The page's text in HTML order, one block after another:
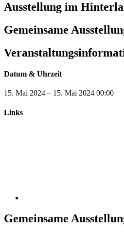
Ausstellung im
Gemeinsame
Datum & Uhrzeit
15. Mai 2024 – 15. Mai 2024 00:00
Links
Gemeinsame